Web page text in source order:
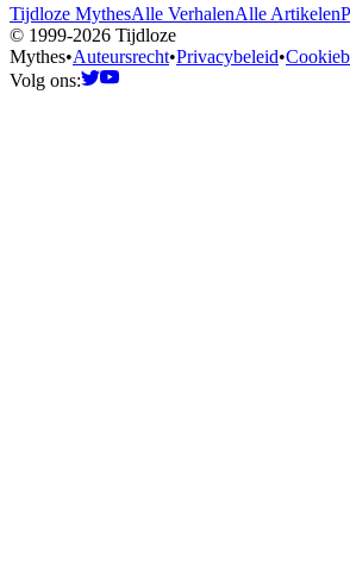
Tijdloze MythesAlle VerhalenAlle Artikelen
© 1999-2026 Tijdloze
Mythes•Auteursrecht•Privacybeleid•
Volg ons: